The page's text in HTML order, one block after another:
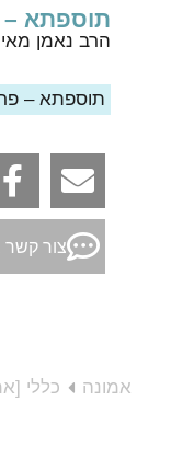
תוספתא
הרב נאמן
תוספתא –
צור קשר
אמונה
כללי